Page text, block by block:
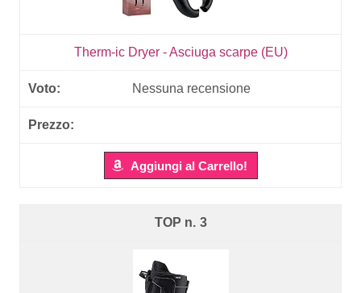
Therm-ic Dryer - Asciuga scarpe (EU)
Nessuna recensione
Aggiungi al Carrello!
3